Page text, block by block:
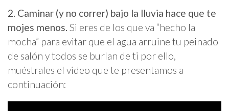
2. Caminar (y no correr) bajo la lluvia hace que te
mojes menos. Si eres de los que va “hecho la
mocha” para evitar que el agua arruine tu peinado
de salón y todos se burlan de ti por ello,
muéstrales el video que te presentamos a
continuación: